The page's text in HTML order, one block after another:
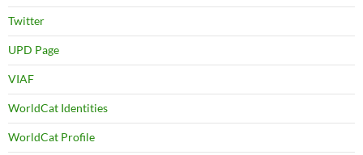
Twitter
UPD Page
VIAF
WorldCat Identities
WorldCat Profile